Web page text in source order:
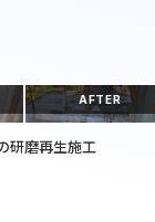
AFTER
研磨再生施工